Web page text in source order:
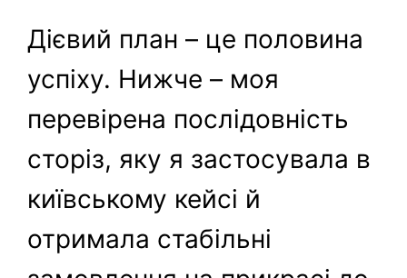
Дієвий план – це половина
успіху. Нижче – моя
перевірена послідовність
сторіз, яку я застосувала в
київському кейсі й
отримала стабільні